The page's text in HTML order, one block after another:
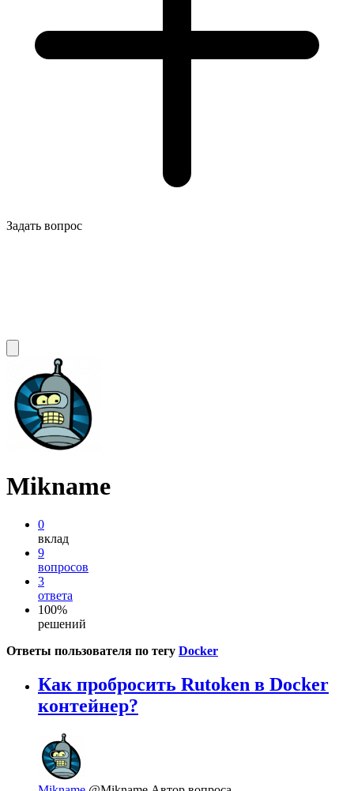
Задать вопрос
Mikname
0
вклад
9
вопросов
3
ответа
100%
решений
Ответы пользователя по тегу Docker
Как пробросить Rutoken в Docker
контейнер?